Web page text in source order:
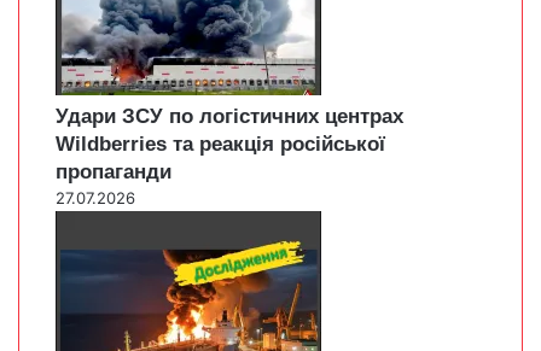
Удари ЗСУ по логістичних центрах
Wildberries та реакція російської
пропаганди
27.07.2026